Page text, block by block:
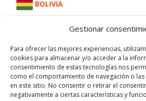
Gestionar
Para ofrecer las mejores experiencias,
cookies para almacenar y/o acceder a la
consentimiento de estas tecnologías nos
como el comportamiento de navegación o
en este sitio. No consentir o retirar el
negativamente a ciertas características y
BOLIVIA
COLOMBIA
CHILE
PUERTO RICO
ECUADOR